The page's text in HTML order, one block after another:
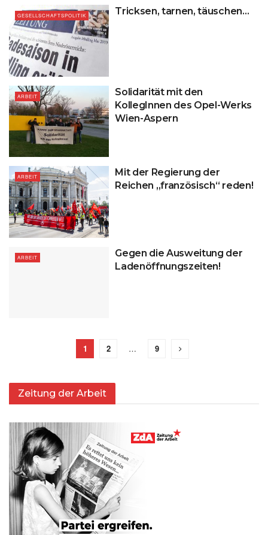
GESELLSCHAFTSPOLITIK Tricksen, tarnen, täuschen…
ARBEIT
Solidarität mit den
KollegInnen des Opel-Werks
Wien-Aspern
ARBEIT
Mit der Regierung der
Reichen „französisch“ reden!
ARBEIT
Gegen die Ausweitung der
Ladenöffnungszeiten!
1 2 … 9
Zeitung der Arbeit